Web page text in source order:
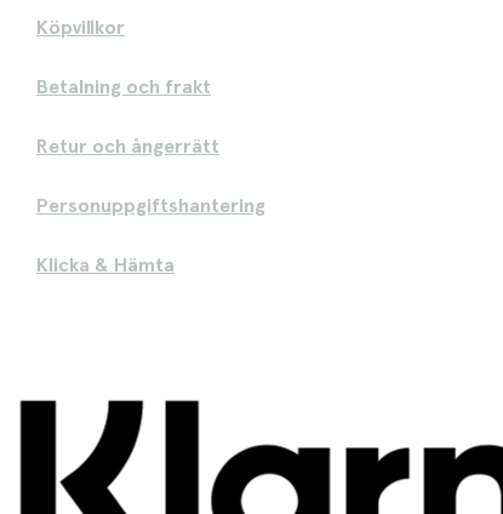
Köpvillkor
Betalning och frakt
Retur och ångerrätt
Personuppgiftshantering
Klicka & Hämta